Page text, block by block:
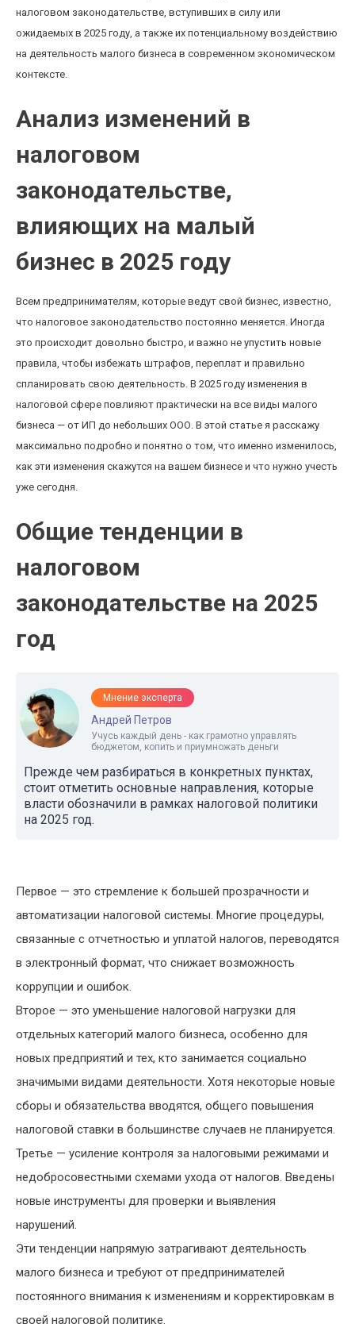
налоговом законодательстве, вступивших в силу или
ожидаемых в 2025 году, а также их потенциальному воздействию
на деятельность малого бизнеса в современном экономическом
контексте.
Анализ изменений в
налоговом
законодательстве,
влияющих на малый
бизнес в 2025 году
Всем предпринимателям, которые ведут свой бизнес, известно,
что налоговое законодательство постоянно меняется. Иногда
это происходит довольно быстро, и важно не упустить новые
правила, чтобы избежать штрафов, переплат и правильно
спланировать свою деятельность. В 2025 году изменения в
налоговой сфере повлияют практически на все виды малого
бизнеса — от ИП до небольших ООО. В этой статье я расскажу
максимально подробно и понятно о том, что именно изменилось,
как эти изменения скажутся на вашем бизнесе и что нужно учесть
уже сегодня.
Общие тенденции в
налоговом
законодательстве на 2025
год
Мнение эксперта
Андрей Петров
Учусь каждый день - как грамотно управлять
бюджетом, копить и приумножать деньги
Прежде чем разбираться в конкретных пунктах,
стоит отметить основные направления, которые
власти обозначили в рамках налоговой политики
на 2025 год.
Первое — это стремление к большей прозрачности и
автоматизации налоговой системы. Многие процедуры,
связанные с отчетностью и уплатой налогов, переводятся
в электронный формат, что снижает возможность
коррупции и ошибок.
Второе — это уменьшение налоговой нагрузки для
отдельных категорий малого бизнеса, особенно для
новых предприятий и тех, кто занимается социально
значимыми видами деятельности. Хотя некоторые новые
сборы и обязательства вводятся, общего повышения
налоговой ставки в большинстве случаев не планируется.
Третье — усиление контроля за налоговыми режимами и
недобросовестными схемами ухода от налогов. Введены
новые инструменты для проверки и выявления
нарушений.
Эти тенденции напрямую затрагивают деятельность
малого бизнеса и требуют от предпринимателей
постоянного внимания к изменениям и корректировкам в
своей налоговой политике.